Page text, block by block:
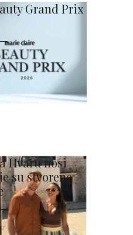
Grand Prix
Hvaru nosi
su stvorene